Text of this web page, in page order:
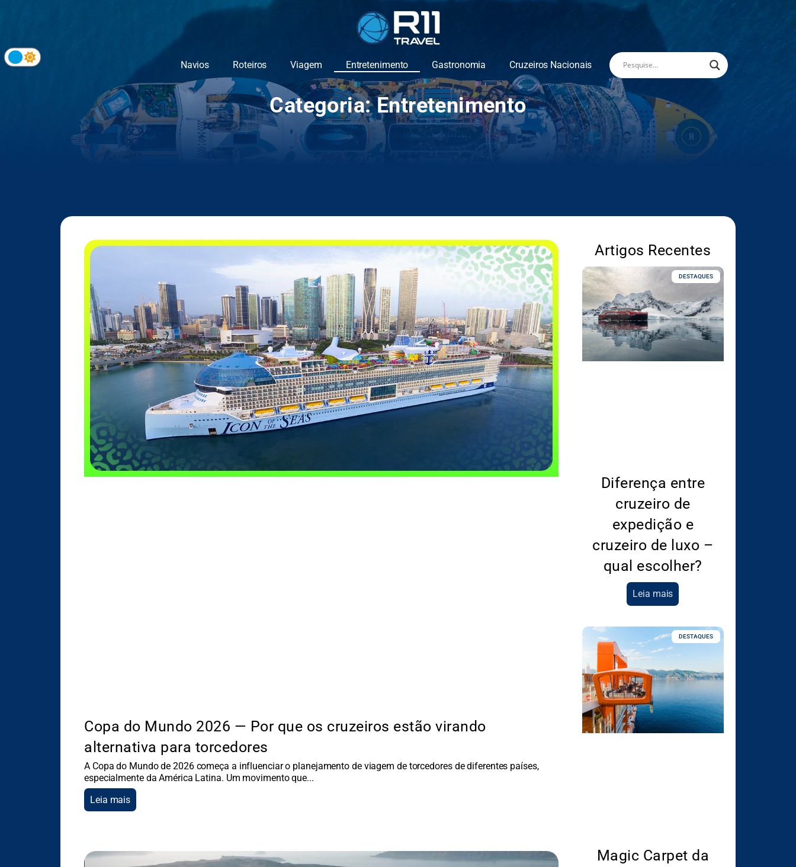
Navios Roteiros Viagem Entretenimento Gastronomia Cruzeiros Nacionais
Categoria: Entretenimento
Copa do Mundo 2026 — Por que os cruzeiros estão virando
alternativa para torcedores
A Copa do Mundo de 2026 começa a influenciar o planejamento de viagem de torcedores de diferentes países,
especialmente da América Latina. Um movimento que
Leia mais
Artigos Recentes
DESTAQUES
Diferença entre
cruzeiro de
expedição e
cruzeiro de luxo –
qual escolher?
Leia mais
DESTAQUES
Magic Carpet da